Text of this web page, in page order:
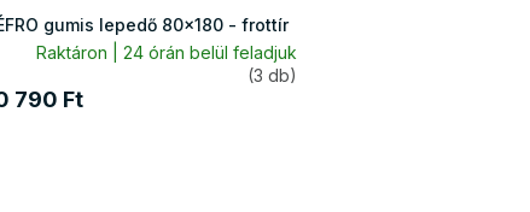
gumis lepedő 80x180 - frottír
Raktáron | 24 órán belül feladjuk
(3 db)
790 Ft